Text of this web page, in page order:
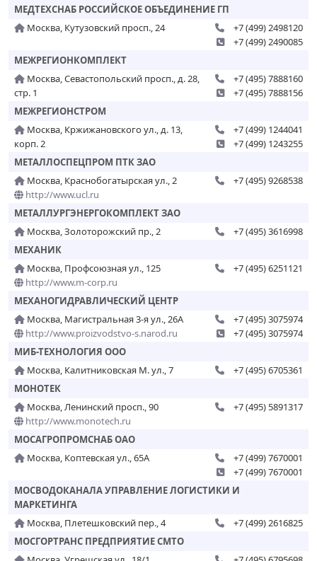
МЕДТЕХСНАБ РОССИЙСКОЕ ОБЪЕДИНЕНИЕ ГП
Москва, Кутузовский просп., 24
+7 (499) 2498120
+7 (499) 2490085
МЕЖРЕГИОНКОМПЛЕКТ
Москва, Севастопольский просп., д. 28,
стр. 1
+7 (495) 7888160
+7 (495) 7888156
МЕЖРЕГИОНСТРОМ
Москва, Кржижановского ул., д. 13,
корп. 2
+7 (499) 1244041
+7 (499) 1243255
МЕТАЛЛОСПЕЦПРОМ ПТК ЗАО
Москва, Краснобогатырская ул., 2
http://www.ucl.ru
+7 (495) 9268538
МЕТАЛЛУРГЭНЕРГОКОМПЛЕКТ ЗАО
Москва, Золоторожский пр., 2
+7 (495) 3616998
МЕХАНИК
Москва, Профсоюзная ул., 125
http://www.m-corp.ru
+7 (495) 6251121
МЕХАНОГИДРАВЛИЧЕСКИЙ ЦЕНТР
Москва, Магистральная 3-я ул., 26А
http://www.proizvodstvo-s.narod.ru
+7 (495) 3075974
+7 (495) 3075974
МИБ-ТЕХНОЛОГИЯ ООО
Москва, Калитниковская М. ул., 7
+7 (495) 6705361
МОНОТЕК
Москва, Ленинский просп., 90
http://www.monotech.ru
+7 (495) 5891317
МОСАГРОПРОМСНАБ ОАО
Москва, Коптевская ул., 65А
+7 (499) 7670001
+7 (499) 7670001
МОСВОДОКАНАЛА УПРАВЛЕНИЕ ЛОГИСТИКИ И
МАРКЕТИНГА
Москва, Плетешковский пер., 4
+7 (499) 2616825
МОСГОРТРАНС ПРЕДПРИЯТИЕ СМТО